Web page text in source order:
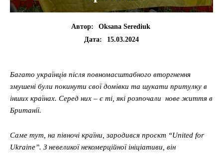
Автор:
Oksana Serediuk
Дата:
15.03.2024
Багато українців після повномасштабного вторгнення
змушені були покинути свої домівки та шукати притулку в
інших країнах. Серед них – є ті, які розпочали нове життя в
Британії.
Саме тут, на півночі країни, зародився проєкт “United for
Ukraine”. З невеликої некомерційної ініціативи, він